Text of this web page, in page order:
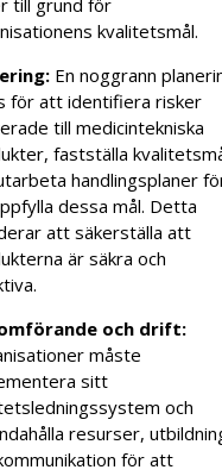
till grund för
kvalitetsmål.
En noggrann
för att identifiera risker
till medicintekniska
fastställa
handlingsplaner
dessa mål. Detta
att säkerställa att
är säkra och
och drift:
måste
sitt
och
resurser,
för att